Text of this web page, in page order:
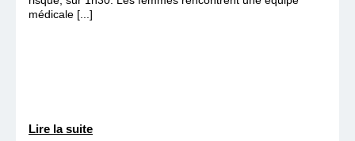
médicale [...]
Lire la suite